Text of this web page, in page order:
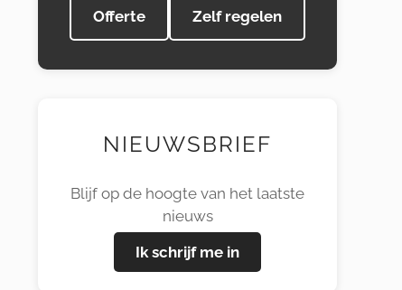
Offerte Zelf regelen
NIEUWSBRIEF
Blijf op de hoogte van het laatste
nieuws
Ik schrijf me in